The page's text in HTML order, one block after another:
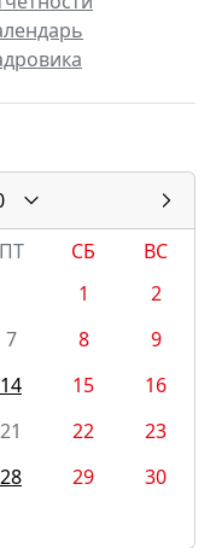
ПТ СБ
ВС
1
2
7 8
9
14 15
16
21 22
23
28 29
30